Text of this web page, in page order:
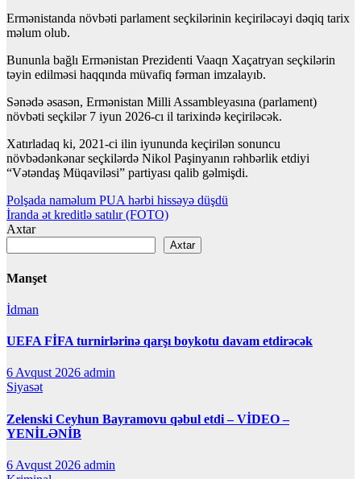
Ermənistanda növbəti parlament seçkilərinin keçiriləcəyi dəqiq tarix
məlum olub.
Bununla bağlı Ermənistan Prezidenti Vaaqn Xaçatryan seçkilərin
təyin edilməsi haqqında müvafiq fərman imzalayıb.
Sənədə əsasən, Ermənistan Milli Assambleyasına (parlament)
növbəti seçkilər 7 iyun 2026-cı il tarixində keçiriləcək.
Xatırladaq ki, 2021-ci ilin iyununda keçirilən sonuncu
növbədənkənar seçkilərdə Nikol Paşinyanın rəhbərlik etdiyi
“Vətəndaş Müqaviləsi” partiyası qalib gəlmişdi.
Yazı
naviqasiyası
Polşada naməlum PUA hərbi hissəyə düşdü
İranda ət kreditlə satılır (FOTO)
Axtar
Axtar
Manşet
İdman
UEFA FİFA turnirlərinə qarşı boykotu davam etdirəcək
6 Avqust 2026 admin
Siyasət
Zelenski Ceyhun Bayramovu qəbul etdi – VİDEO –
YENİLƏNİB
6 Avqust 2026 admin